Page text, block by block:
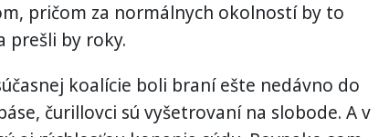
pričom za normálnych okolností by to
prešli by roky.
koalície boli braní ešte nedávno do
čurillovci sú vyšetrovaní na slobode. A v